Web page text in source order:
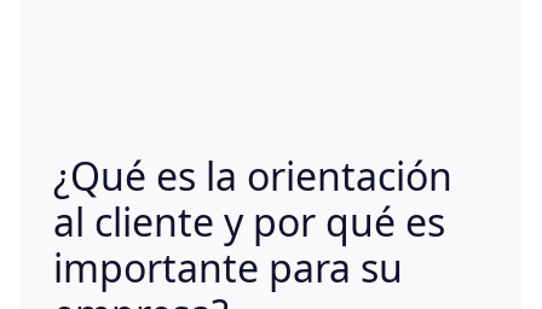
¿Qué es la orientación
al cliente y por qué es
importante para su